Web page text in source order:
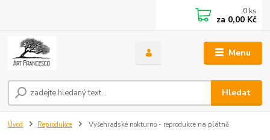
Menu
Hledat
0 ks
za 0,00 Kč
Úvod Reprodukce Vyšehradské nokturno - reprodukce na plátně